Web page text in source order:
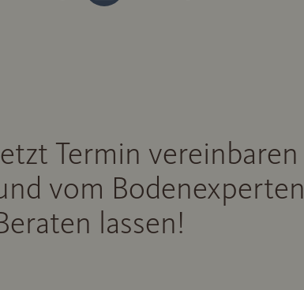
Termin vereinbaren
vom Bodenexperten
lassen!